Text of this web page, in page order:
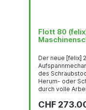
Flott 80
Der neue [felix]
des
Herum- oder
durch volle
Beweglichkeit
CHF